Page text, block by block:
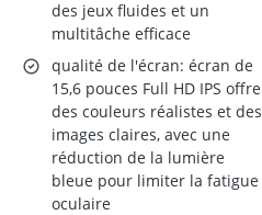
Noir, Clavier FR
AZERTY
des jeux fluides et un
multitâche efficace
qualité de l'écran: écran de
15,6 pouces Full HD IPS offre
des couleurs réalistes et des
images claires, avec une
réduction de la lumière
bleue pour limiter la fatigue
oculaire